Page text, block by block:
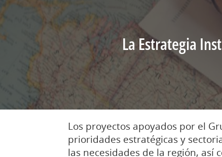
La Estrategia
Los proyectos apoyados por el
prioridades estratégicas y
las necesidades de la región, así